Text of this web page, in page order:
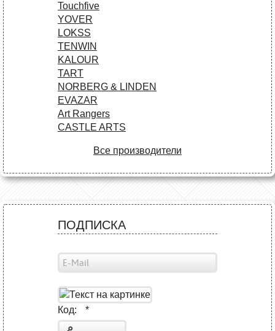
Touchfive
YOVER
LOKSS
TENWIN
KALOUR
TART
NORBERG & LINDEN
EVAZAR
Art Rangers
CASTLE ARTS
Все производители
ПОДПИСКА
Код: *